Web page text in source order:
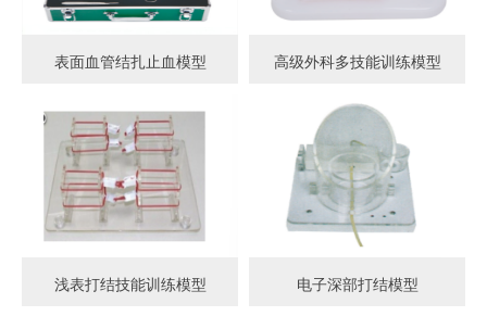
表面血管结扎止血模型 高级外科多技能训练模型
浅表打结技能训练模型 电子深部打结模型